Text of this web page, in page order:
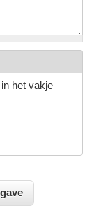
het vakje